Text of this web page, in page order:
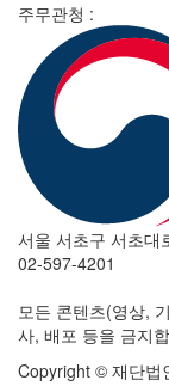
주무관청 :
서울 서초구 서초대
02-597-4201
모든 콘텐츠(영상,
사, 배포 등을 금지
Copyright © 재단법